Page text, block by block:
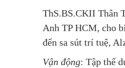
ThS.BS.CKII Thân
Anh TP HCM, cho
đến sa sút trí tuệ,
Vận động: Tập thể